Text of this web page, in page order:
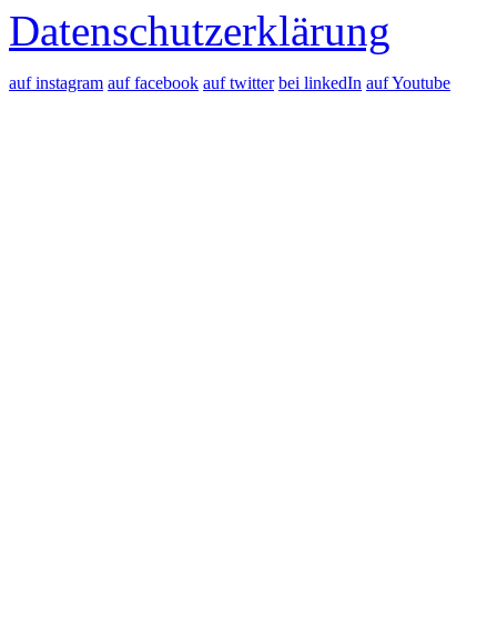
Datenschutzerklärung
auf instagram auf facebook auf twitter bei linkedIn auf Youtube